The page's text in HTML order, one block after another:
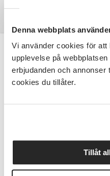
Denna webbplats
Vi använder cookies för
upplevelse på
erbjudanden och
cookies du tillåter.
Tillåt
Information
Kursinnehåll
mobiltelefon
Johan Mellander
Bra att veta